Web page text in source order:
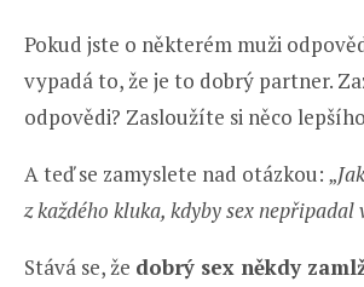
Pokud jste o některém muži
vypadá to, že je to dobrý partner.
odpovědi? Zasloužíte si něco
A teď se zamyslete nad otázkou: „
z každého kluka, kdyby sex nepřipadal
Stává se, že dobrý sex někdy